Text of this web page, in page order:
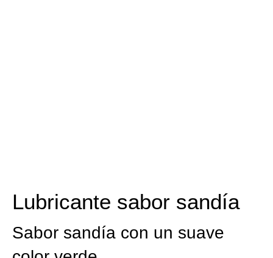
Lubricante sabor sandía
Sabor sandía con un suave